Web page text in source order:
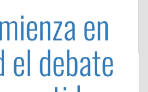
en
el debate